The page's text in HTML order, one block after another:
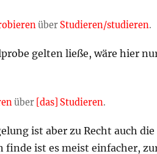
über Studieren/studieren.
gelten ließe, wäre hier
über [das] Studieren.
ist aber zu Recht auch
finde ist es meist einfacher,